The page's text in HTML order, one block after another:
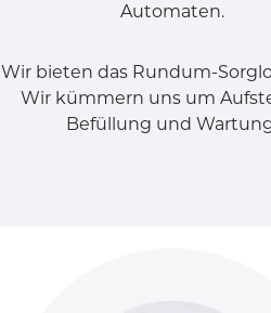
Automaten.
Wir bieten das Rundum-
Wir kümmern uns um
Befüllung und